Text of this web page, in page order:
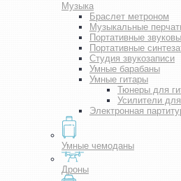
Музыка
Браслет метроном
Музыкальные
Портативные
Портативные
Студия звукозаписи
Умные барабаны
Умные гитары
Тюнеры для
Усилители
Электронная
Умные чемоданы
Дроны